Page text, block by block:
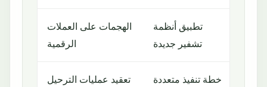
الهجمات على العملات
الرقمية
تطبيق أنظمة
تشفير جديدة
تعقيد عمليات الترحيل
خطة تنفيذ متعددة